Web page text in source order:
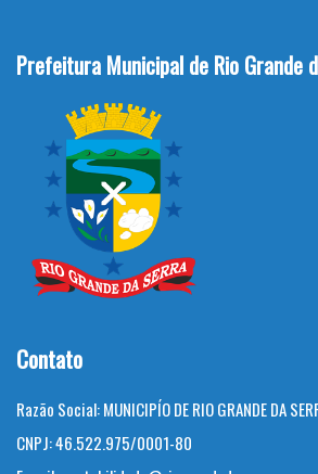
Prefeitura Municipal de Rio Grande
Contato
Razão Social:MUNICIPÍO DE RIO GRANDE DA
CNPJ:46.522.975/0001-80